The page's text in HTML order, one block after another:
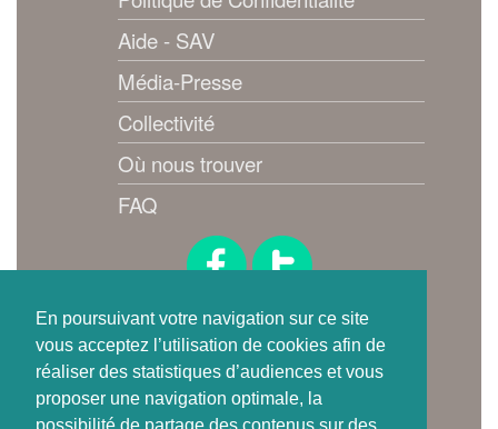
En poursuivant votre navigation sur ce site
vous acceptez l’utilisation de cookies afin de
réaliser des statistiques d’audiences et vous
proposer une navigation optimale, la
Aide - SAV
Média-Presse
Collectivité
Où nous trouver
FAQ
Suivez-nous !